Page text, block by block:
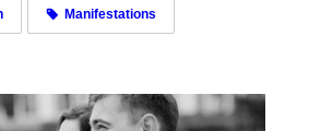
Manifestations